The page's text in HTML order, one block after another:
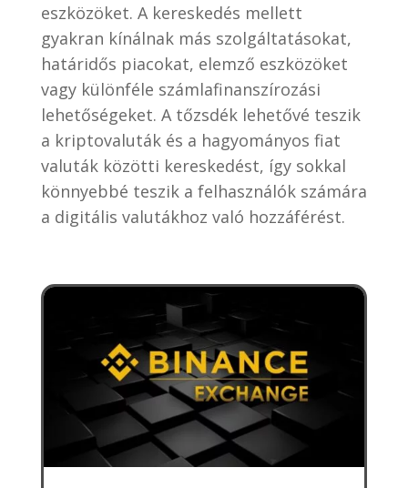
eszközöket. A kereskedés mellett
gyakran kínálnak más szolgáltatásokat,
határidős piacokat, elemző eszközöket
vagy különféle számlafinanszírozási
lehetőségeket. A tőzsdék lehetővé teszik
a kriptovaluták és a hagyományos fiat
valuták közötti kereskedést, így sokkal
könnyebbé teszik a felhasználók számára
a digitális valutákhoz való hozzáférést.